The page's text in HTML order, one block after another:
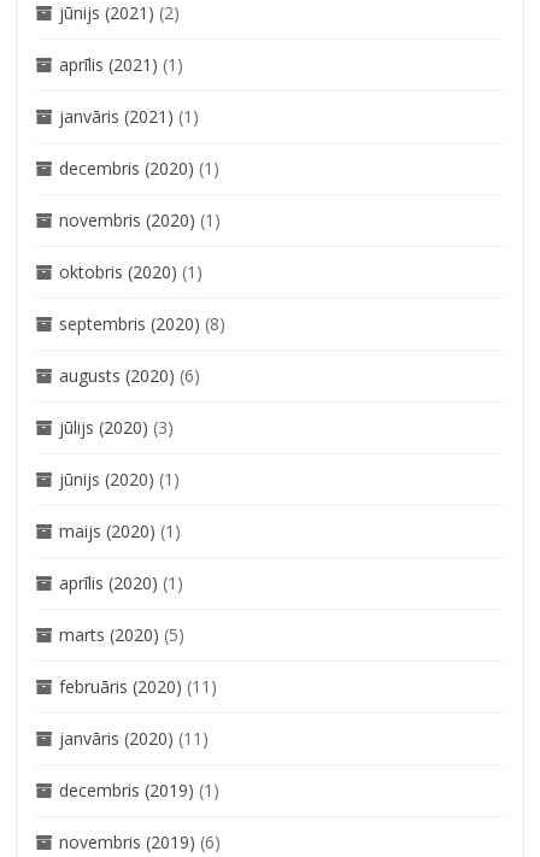
jūnijs (2021) (2)
aprīlis (2021) (1)
janvāris (2021) (1)
decembris (2020) (1)
novembris (2020) (1)
oktobris (2020) (1)
septembris (2020) (8)
augusts (2020) (6)
jūlijs (2020) (3)
jūnijs (2020) (1)
maijs (2020) (1)
aprīlis (2020) (1)
marts (2020) (5)
februāris (2020) (11)
janvāris (2020) (11)
decembris (2019) (1)
novembris (2019) (6)